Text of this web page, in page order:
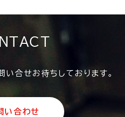
い合せお待ちしております。
い合わせ